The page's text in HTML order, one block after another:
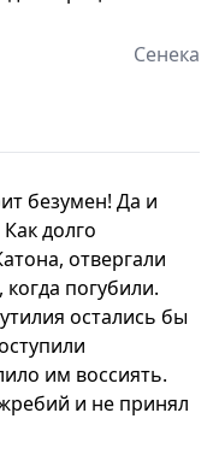
Сенека
безумен! Да и
долго
отвергали
погубили.
остались бы
им воссиять.
и не принял